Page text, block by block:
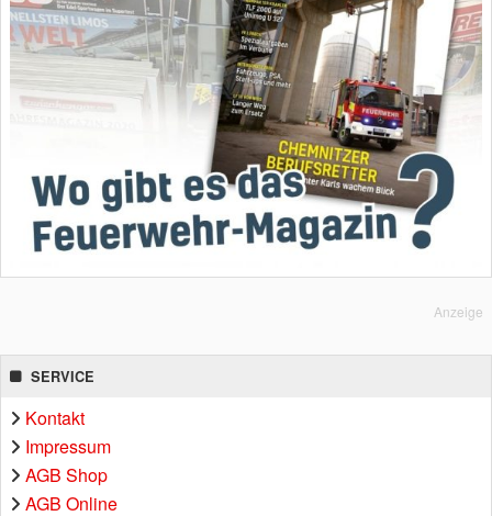
Anzeige
SERVICE
Kontakt
Impressum
AGB Shop
AGB Online